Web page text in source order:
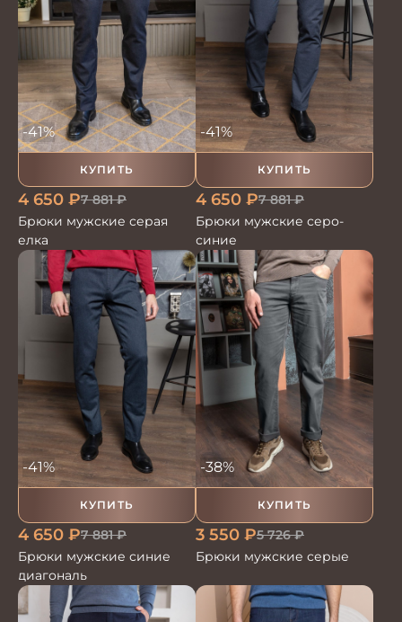
КУПИТЬ
-41%
4 650 ₽7 881₽
Брюки мужские серая
елка
КУПИТЬ
-41%
4 650 ₽7 881₽
Брюки мужские серо-
синие
КУПИТЬ
-41%
4 650 ₽7 881₽
Брюки мужские синие
диагональ
КУПИТЬ
-38%
3 550 ₽5 726₽
Брюки мужские серые